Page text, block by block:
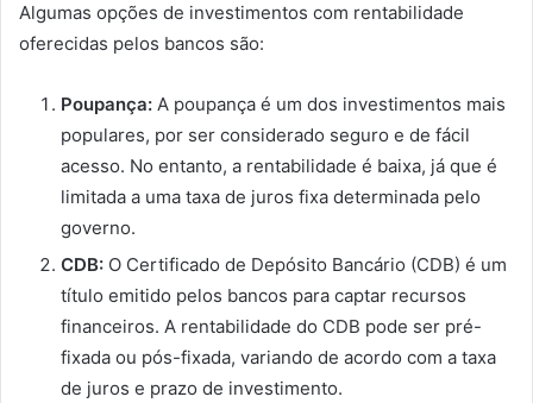
Algumas opções de investimentos com rentabilidade
oferecidas pelos bancos são:
Poupança: A poupança é um dos investimentos mais
populares, por ser considerado seguro e de fácil
acesso. No entanto, a rentabilidade é baixa, já que é
limitada a uma taxa de juros fixa determinada pelo
governo.
CDB: O Certificado de Depósito Bancário (CDB) é um
título emitido pelos bancos para captar recursos
financeiros. A rentabilidade do CDB pode ser pré-
fixada ou pós-fixada, variando de acordo com a taxa
de juros e prazo de investimento.